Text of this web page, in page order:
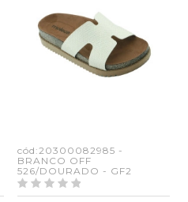
cód:20300082985 -
BRANCO OFF
526/DOURADO - GF2